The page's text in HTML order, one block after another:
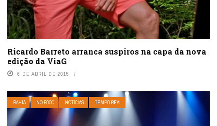
Ricardo Barreto arranca suspiros na capa da nova
edição da ViaG
6 DE ABRIL DE 2015
BAHIA NO FOCO NOTÍCIAS TEMPO REAL